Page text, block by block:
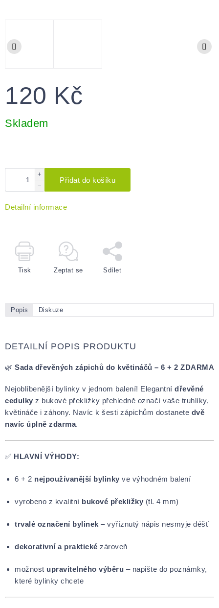
120 Kč
cena:
Skladem
+
−
Přidat do košíku
Detailní informace
Tisk Zeptat se Sdílet
Popis Diskuze
DETAILNÍ POPIS PRODUKTU
🌿 Sada dřevěných zápichů do květináčů – 6 + 2 ZDARMA
Nejoblíbenější bylinky v jednom balení! Elegantní dřevěné
cedulky z bukové překližky přehledně označí vaše truhlíky,
květináče i záhony. Navíc k šesti zápichům dostanete dvě
navíc úplně zdarma.
✅ HLAVNÍ VÝHODY:
6 + 2 nejpoužívanější bylinky ve výhodném balení
vyrobeno z kvalitní bukové překližky (tl. 4 mm)
trvalé označení bylinek – vyříznutý nápis nesmyje déšť
dekorativní a praktické zároveň
možnost upravitelného výběru – napište do poznámky,
které bylinky chcete